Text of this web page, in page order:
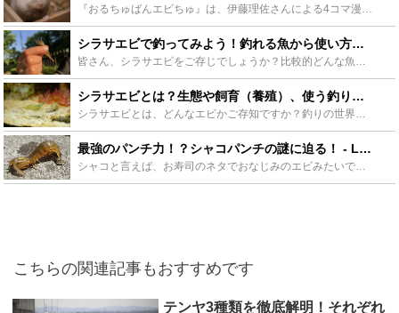
『おるちゅばんエビちゅ』は、伊藤理佐さんによる4コマ漫画作品で、後にアニメ化もされました。そんな本作ですが日本での知名度は低く、韓国でヒットしたことによって逆輸入されることに。今回は『おるちゅばんエ...
シラサエビで釣ってみよう！釣れる魚から使い方までをご紹介 - Leisurego(レジャーゴー)
皆さん、シラサエビをご存じでしょうか？比較的どんな魚でも食いつきがいいので、これを生き餌に釣りをすれば坊主にならないと言われているエビです。そんな非常に使い勝手のよいシラサエビ、本記事ではその使い方...
シラサエビとは？生態や飼育（養殖）、使う釣りについても徹底解説！ - Leisurego(レジャーゴー)
シラサエビとは、どんなエビかご存知ですか？釣りの世界では、釣れる餌として有名なエビです。このシラサエビについて生態や特徴、釣りでの活用や注意点、さらに、捕まえ方や飼育方法、気になる養殖についても紹介...
最強のパンチ力！？シャコパンチの謎に迫る！ - Leisurego(レジャーゴー)
シャコと言えば、お寿司のネタでおなじみのエビみたいで、少し黒っぽくてとても美味しい握り寿司のイメージがあります。シャコとエビの見た目はよく似ているように見えます。同じ甲殻類ですが、エビとはかなり遠い...
こちらの関連記事もおすすめです
テンヤ3種類を徹底解明！それぞれ